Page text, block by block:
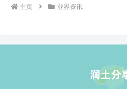
主页 业界资讯